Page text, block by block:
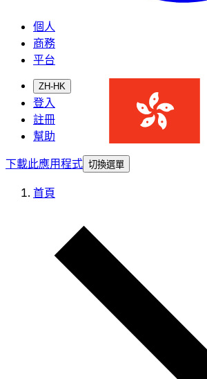
個人
商務
平台
ZH-HK
登入
註冊
幫助
下載此應用程式 切換選單
首頁